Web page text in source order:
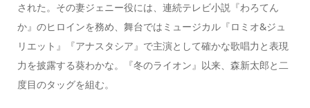
された。その妻ジェニー役には、連続テレビ小説『わろてん
か』のヒロインを務め、舞台ではミュージカル『ロミオ&ジュ
リエット』『アナスタシア』で主演として確かな歌唱力と表現
力を披露する葵わかな。『冬のライオン』以来、森新太郎と二
度目のタッグを組む。